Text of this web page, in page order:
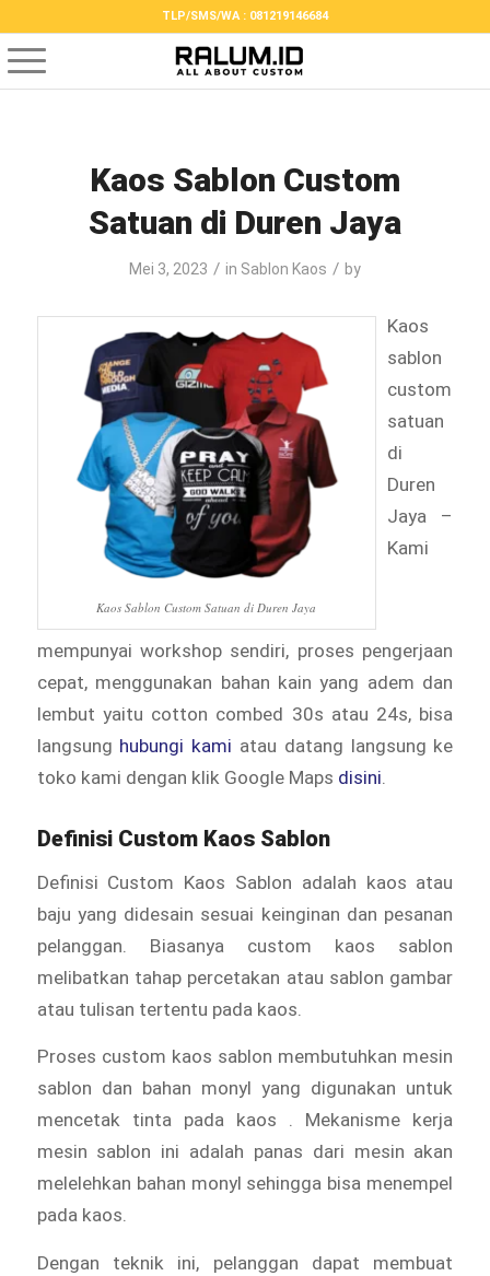
TLP/SMS/WA : 081219146684
Kaos Sablon Custom
Satuan di Duren Jaya
Mei 3, 2023 / in Sablon Kaos / by
Kaos Sablon Custom Satuan di Duren Jaya
Kaos
sablon
custom
satuan
di
Duren
Jaya –
Kami
mempunyai workshop sendiri, proses pengerjaan
cepat, menggunakan bahan kain yang adem dan
lembut yaitu cotton combed 30s atau 24s, bisa
langsung hubungi kami atau datang langsung ke
toko kami dengan klik Google Maps disini.
Definisi Custom Kaos Sablon
Definisi Custom Kaos Sablon adalah kaos atau
baju yang didesain sesuai keinginan dan pesanan
pelanggan. Biasanya custom kaos sablon
melibatkan tahap percetakan atau sablon gambar
atau tulisan tertentu pada kaos.
Proses custom kaos sablon membutuhkan mesin
sablon dan bahan monyl yang digunakan untuk
mencetak tinta pada kaos . Mekanisme kerja
mesin sablon ini adalah panas dari mesin akan
melelehkan bahan monyl sehingga bisa menempel
pada kaos.
Dengan teknik ini, pelanggan dapat membuat